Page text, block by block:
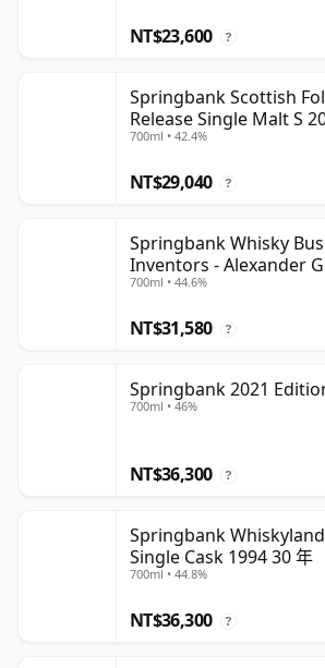
NT$23,600 ?
Springbank Scottish
Release Single Malt S
700ml • 42.4%
NT$29,040 ?
Springbank Whisky
Inventors - Alexander
28 年
700ml • 44.6%
NT$31,580 ?
Springbank 2021
700ml • 46%
NT$36,300 ?
Springbank
Single Cask 1994 30 年
700ml • 44.8%
NT$36,300 ?